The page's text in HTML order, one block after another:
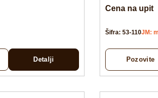
Detalji
Cena na upit
Šifra: 53-110JM:
Pozovite